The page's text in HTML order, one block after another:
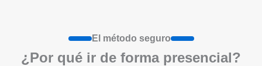
El método seguro
¿Por qué ir de formapresencial?